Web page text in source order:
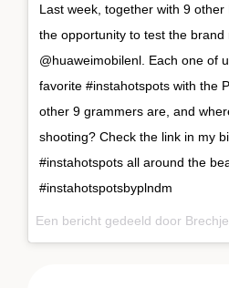
Last week, together with 9
the opportunity to test the
@huaweimobilenl. Each one of
favorite #instahotspots with the
other 9 grammers are, and
shooting? Check the link in my
#instahotspots all around the
#instahotspotsbyplndm
Een bericht gedeeld door